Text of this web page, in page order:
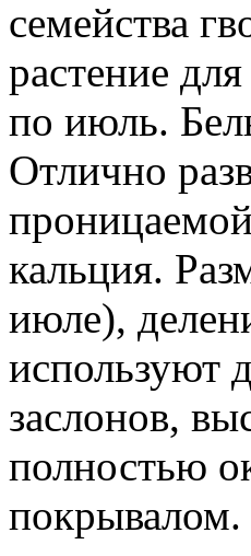
семейства
растение
по июль.
Отлично
кальция.
июле),
используют
заслонов,
полностью